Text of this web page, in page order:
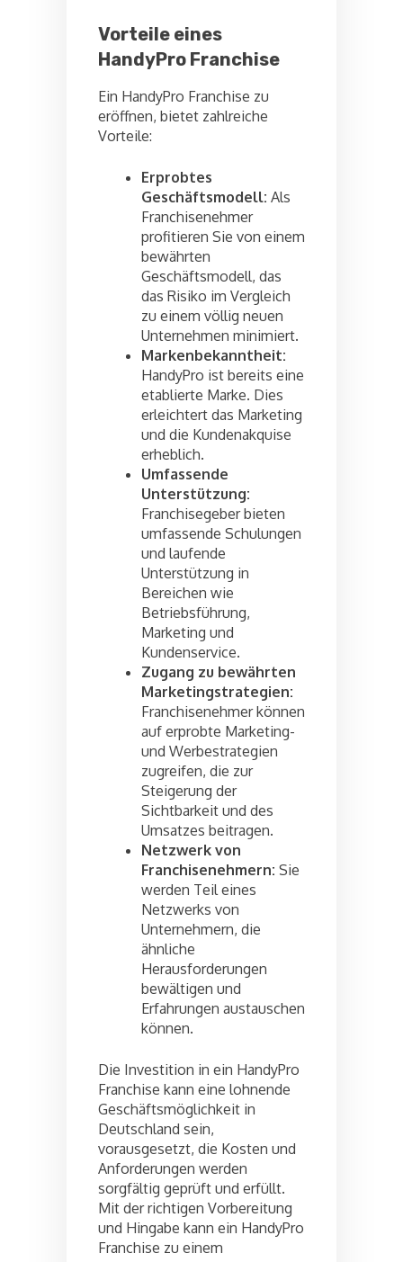
Vorteile eines
HandyPro Franchise
Ein HandyPro Franchise zu
eröffnen, bietet zahlreiche
Vorteile:
Erprobtes
Geschäftsmodell: Als
Franchisenehmer
profitieren Sie von einem
bewährten
Geschäftsmodell, das
das Risiko im Vergleich
zu einem völlig neuen
Unternehmen minimiert.
Markenbekanntheit:
HandyPro ist bereits eine
etablierte Marke. Dies
erleichtert das Marketing
und die Kundenakquise
erheblich.
Umfassende
Unterstützung:
Franchisegeber bieten
umfassende Schulungen
und laufende
Unterstützung in
Bereichen wie
Betriebsführung,
Marketing und
Kundenservice.
Zugang zu bewährten
Marketingstrategien:
Franchisenehmer können
auf erprobte Marketing-
und Werbestrategien
zugreifen, die zur
Steigerung der
Sichtbarkeit und des
Umsatzes beitragen.
Netzwerk von
Franchisenehmern: Sie
werden Teil eines
Netzwerks von
Unternehmern, die
ähnliche
Herausforderungen
bewältigen und
Erfahrungen austauschen
können.
Die Investition in ein HandyPro
Franchise kann eine lohnende
Geschäftsmöglichkeit in
Deutschland sein,
vorausgesetzt, die Kosten und
Anforderungen werden
sorgfältig geprüft und erfüllt.
Mit der richtigen Vorbereitung
und Hingabe kann ein HandyPro
Franchise zu einem